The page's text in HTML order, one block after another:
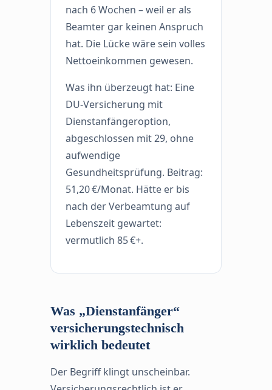
nach 6 Wochen – weil er als
Beamter gar keinen Anspruch
hat. Die Lücke wäre sein volles
Nettoeinkommen gewesen.
Was ihn überzeugt hat: Eine
DU-Versicherung mit
Dienstanfängeroption,
abgeschlossen mit 29, ohne
aufwendige
Gesundheitsprüfung. Beitrag:
51,20 €/Monat. Hätte er bis
nach der Verbeamtung auf
Lebenszeit gewartet:
vermutlich 85 €+.
Was „Dienstanfänger“
versicherungstechnisch
wirklich bedeutet
Der Begriff klingt unscheinbar.